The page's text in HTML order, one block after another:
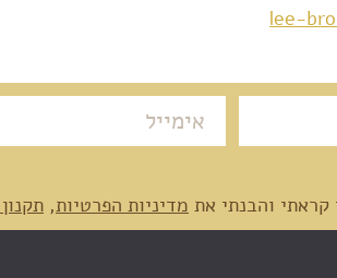
lee-
קראתי והבנתי את מדיניות הפרטיות,